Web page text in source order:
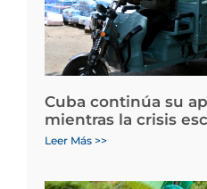
Cuba continúa su
mientras la crisis
Leer Más >>